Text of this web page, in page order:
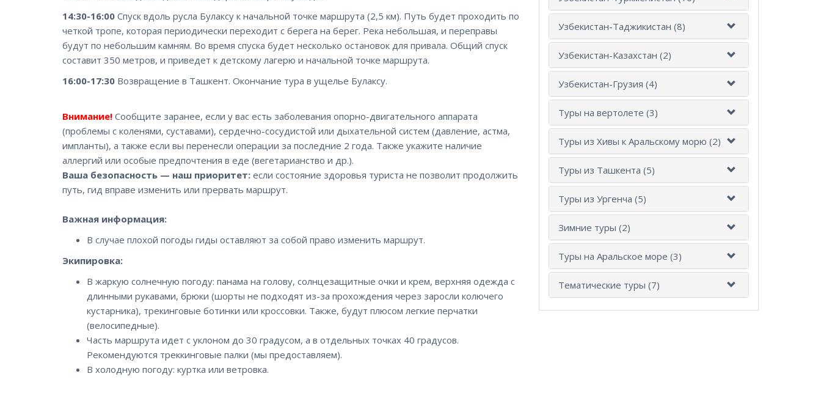
14:30-16:00 Спуск вдоль русла Булаксу к начальной точке маршрута (2,5 км). Путь будет проходить по
четкой тропе, которая периодически переходит с берега на берег. Река небольшая, и переправы
будут по небольшим камням. Во время спуска будет несколько остановок для привала. Общий спуск
составит 350 метров, и приведет к детскому лагерю и начальной точке маршрута.
16:00-17:30 Возвращение в Ташкент. Окончание тура в ущелье Булаксу.
Внимание! Сообщите заранее, если у вас есть заболевания опорно-двигательного аппарата
(проблемы с коленями, суставами), сердечно-сосудистой или дыхательной систем (давление, астма,
импланты), а также если вы перенесли операции за последние 2 года. Также укажите наличие
аллергий или особые предпочтения в еде (вегетарианство и др.).
Ваша безопасность — наш приоритет: если состояние здоровья туриста не позволит продолжить
путь, гид вправе изменить или прервать маршрут.
Важная информация:
В случае плохой погоды гиды оставляют за собой право изменить маршрут.
Экипировка:
В жаркую солнечную погоду: панама на голову, солнцезащитные очки и крем, верхняя одежда с
длинными рукавами, брюки (шорты не подходят из-за прохождения через заросли колючего
кустарника), трекинговые ботинки или кроссовки. Также, будут плюсом легкие перчатки
(велосипедные).
Часть маршрута идет с уклоном до 30 градусом, а в отдельных точках 40 градусов.
Рекомендуются треккинговые палки (мы предоставляем).
В холодную погоду: куртка или ветровка.
Узбекистан-Таджикистан (8)
Узбекистан-Казахстан (2)
Узбекистан-Грузия (4)
Туры на вертолете (3)
Туры из Хивы к Аральскому морю (2)
Туры из Ташкента (5)
Туры из Ургенча (5)
Зимние туры (2)
Туры на Аральское море (3)
Тематические туры (7)